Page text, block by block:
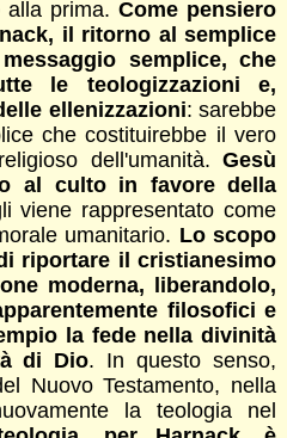
alla prima.Come pensiero
il ritorno al semplice
semplice, che
le teologizzazioni e,
ellenizzazioni: sarebbe
che costituirebbe il vero
dell'umanità.Gesù
al culto in favore della
viene rappresentato come
umanitario. Lo scopo
riportare il cristianesimo
moderna, liberandolo,
filosofici e
la fede nella divinità
di Dio. In questo senso,
Nuovo Testamento, nella
la teologia nel